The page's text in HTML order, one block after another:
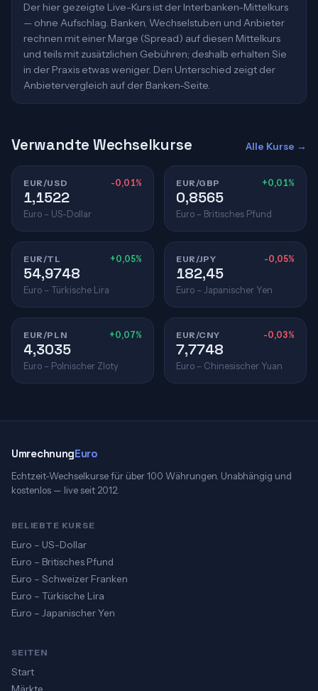
Der hier gezeigte Live-Kurs ist der Interbanken-Mittelkurs
— ohne Aufschlag. Banken, Wechselstuben und Anbieter
rechnen mit einer Marge (Spread) auf diesen Mittelkurs
und teils mit zusätzlichen Gebühren; deshalb erhalten Sie
in der Praxis etwas weniger. Den Unterschied zeigt der
Anbietervergleich auf der Banken-Seite.
Verwandte Wechselkurse Alle Kurse →
EUR/USD -0,01%
1,1522
Euro – US-Dollar
EUR/GBP +0,01%
0,8565
Euro – Britisches Pfund
EUR/TL +0,05%
54,9748
Euro – Türkische Lira
EUR/JPY -0,05%
182,45
Euro – Japanischer Yen
EUR/PLN +0,07%
4,3035
Euro – Polnischer Zloty
EUR/CNY -0,03%
7,7748
Euro – Chinesischer Yuan
UmrechnungEuro
Echtzeit-Wechselkurse für über 100 Währungen. Unabhängig und
kostenlos — live seit 2012.
BELIEBTE KURSE
Euro – US-Dollar
Euro – Britisches Pfund
Euro – Schweizer Franken
Euro – Türkische Lira
Euro – Japanischer Yen
SEITEN
Start